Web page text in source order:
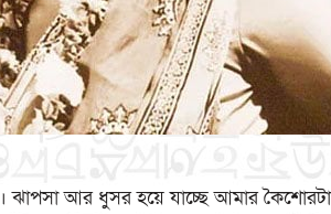
ঝাপসা আর ধুসর হয়ে যাচ্ছে আমার